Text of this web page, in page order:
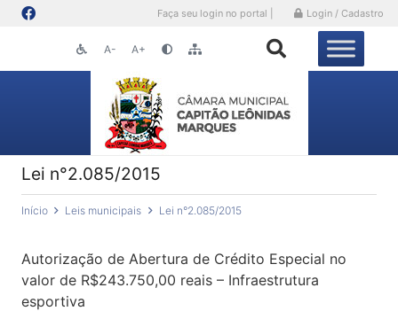
Faça seu login no portal | Login / Cadastro
A- A+
Lei n°2.085/2015
Início Leis municipais Lei n°2.085/2015
Autorização de Abertura de Crédito Especial no
valor de R$243.750,00 reais – Infraestrutura
esportiva